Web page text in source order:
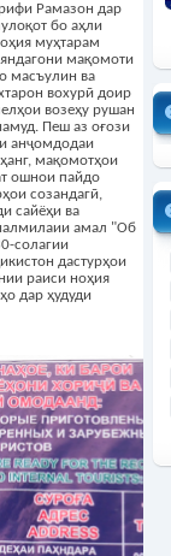
Рамазон дар
бо аҳли
муҳтарам
мақомоти
масъулин ва
вохурӣ доир
возеҳу рушан
Пеш аз оғози
анҷомдодаи
мақомотҳои
ошнои пайдо
созандагӣ,
сайёҳи ва
амал "Об
солагии
дастурҳои
раиси ноҳия
дар ҳудуди